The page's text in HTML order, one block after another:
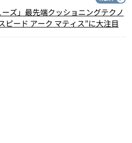
ーズ」最先端クッショニングテクノ
ピード アーク マティス”に大注目